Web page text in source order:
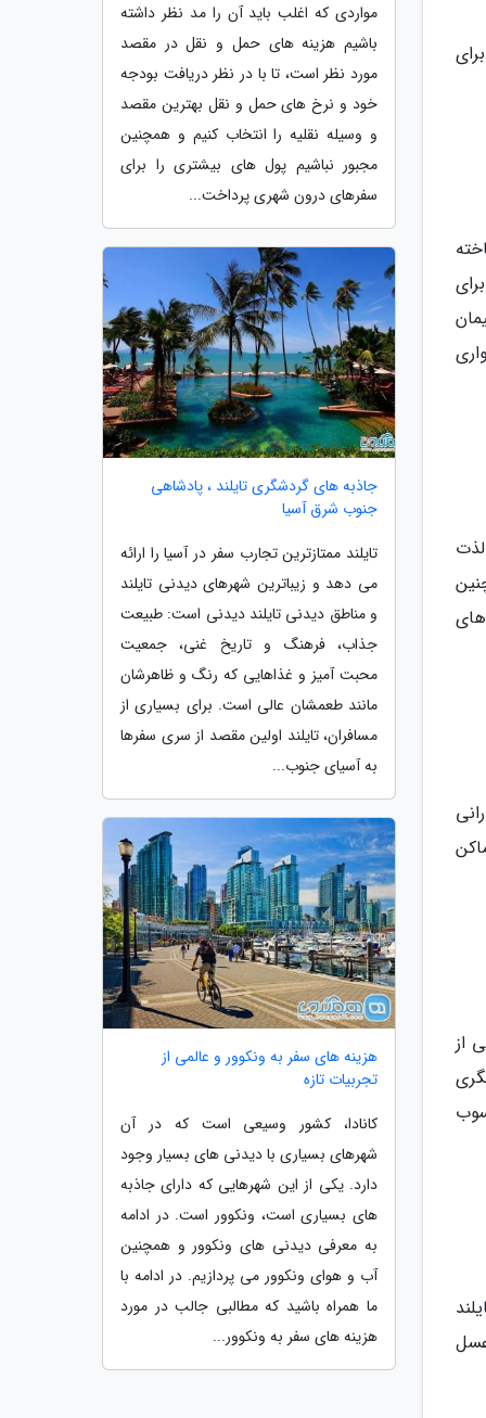
از
مواردی که اغلب باید آن را مد نظر داشته
باشیم هزینه های حمل و نقل در مقصد
مورد نظر است، تا با در نظر دریافت بودجه
خود و نرخ های حمل و نقل بهترین مقصد
و وسیله نقلیه را انتخاب کنیم و همچنین
مجبور نباشیم پول های بیشتری را برای
سفرهای درون شهری پرداخت...
جاذبه های گردشگری تایلند ، پادشاهی
جنوب شرق آسیا
تایلند ممتازترین تجارب سفر در آسیا را ارائه
می دهد و زیباترین شهرهای دیدنی تایلند
و مناطق دیدنی تایلند دیدنی است: طبیعت
جذاب، فرهنگ و تاریخ غنی، جمعیت
محبت آمیز و غذاهایی که رنگ و ظاهرشان
مانند طعمشان عالی است. برای بسیاری از
مسافران، تایلند اولین مقصد از سری سفرها
به آسیای جنوب...
هزینه های سفر به ونکوور و عالمی از
تجربیات تازه
کانادا، کشور وسیعی است که در آن
شهرهای بسیاری با دیدنی های بسیار وجود
دارد. یکی از این شهرهایی که دارای جاذبه
های بسیاری است، ونکوور است. در ادامه
به معرفی دیدنی های ونکوور و همچنین
آب و هوای ونکوور می پردازیم. در ادامه با
ما همراه باشید که مطالبی جالب در مورد
هزینه های سفر به ونکوور...